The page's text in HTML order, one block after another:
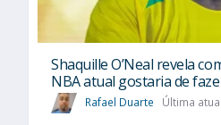
Shaquille O’Neal revela
NBA atual gostaria de
Rafael Duarte Última